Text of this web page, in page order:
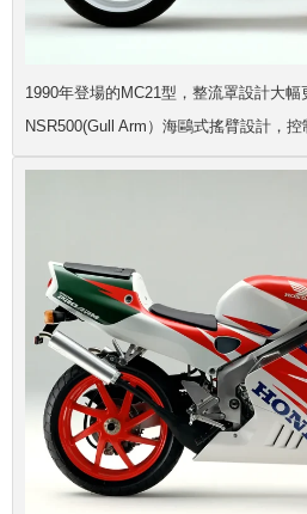
1990年登場的MC21型，整流罩設計大
NSR500(Gull Arm）海鷗式搖臂設計，控